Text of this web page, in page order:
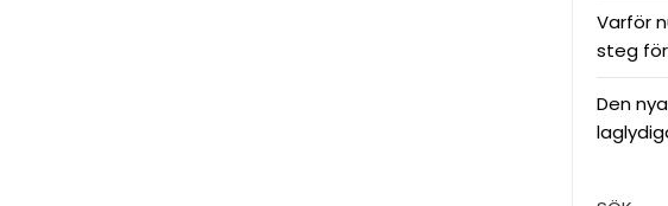
Varför
steg
Den